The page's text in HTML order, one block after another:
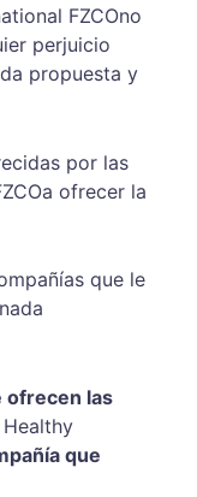
FZCOno
perjuicio
propuesta y
por las
ofrecer la
que le
ofrecen las
Healthy
que